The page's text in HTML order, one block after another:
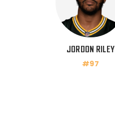
JORDON RILEY
#97